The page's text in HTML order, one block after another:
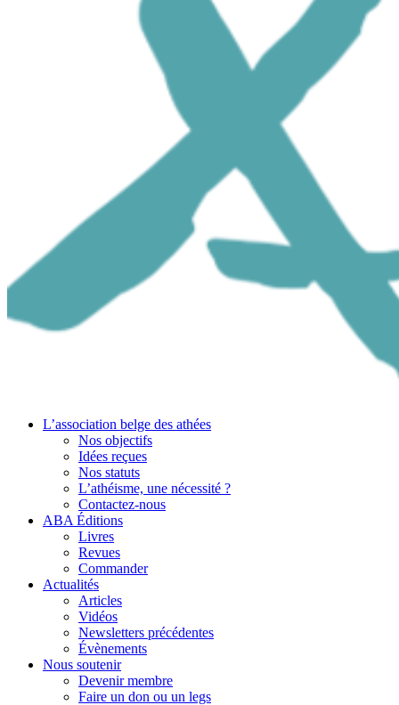
L’association belge des athées
Nos objectifs
Idées reçues
Nos statuts
L’athéisme, une nécessité ?
Contactez-nous
ABA Éditions
Livres
Revues
Commander
Actualités
Articles
Vidéos
Newsletters précédentes
Évènements
Nous soutenir
Devenir membre
Faire un don ou un legs